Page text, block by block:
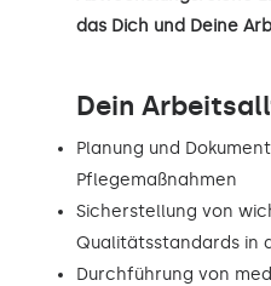
das Dich und Deine
Dein
Planung und
Pflegemaßnahmen
Sicherstellung von
Qualitätsstandards in
Durchführung von